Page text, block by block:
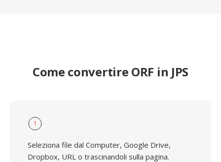
Come convertire ORF in JPS
1
Seleziona file dal Computer, Google Drive,
Dropbox, URL o trascinandoli sulla pagina.